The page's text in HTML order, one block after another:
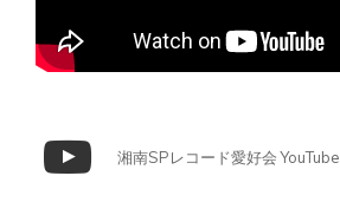
湘南SPレコード愛好会 YouTube